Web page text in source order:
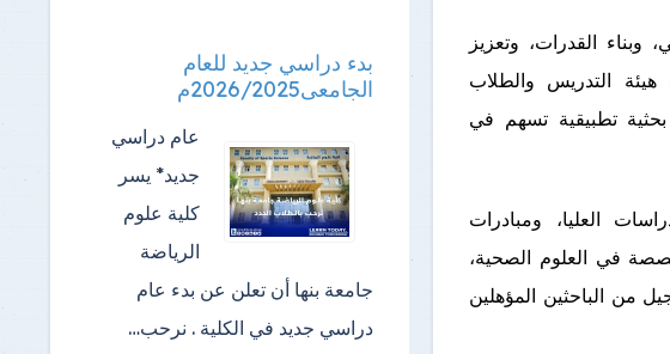
القدرات، وتعزيز
هيئة التدريس والطلاب
تطبيقية تسهم في
العليا، ومبادرات
في العلوم الصحية،
من الباحثين المؤهلين
بدء دراسي جديد للعام
الجامعى2026/2025م
عام دراسي
جديد* يسر
كلية علوم
الرياضة
جامعة بنها أن تعلن عن بدء عام
دراسي جديد في الكلية . نرحب…